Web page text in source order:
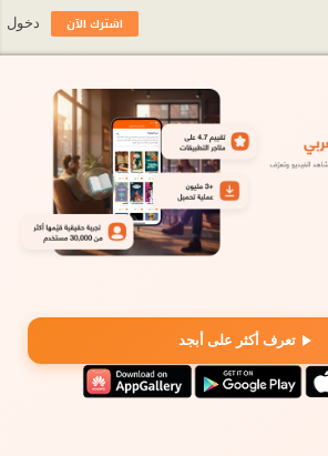
تعرف أكثر على أبجد
اشترك الآن دخول